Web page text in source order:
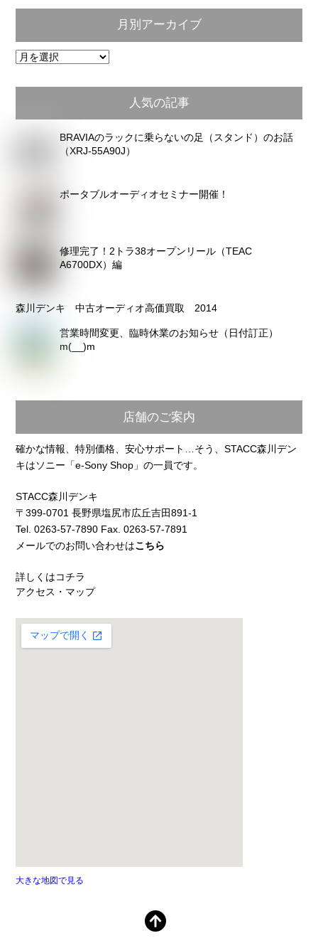
月別アーカイブ
月
ア
カ
人気の記事
BRAVIAのラックに乗らないの足（スタンド）のお話
（XRJ-55A90J）
ポータブルオーディオセミナー開催！
修理完了！2トラ38オープンリール（TEAC
A6700DX）編
森川デンキ 中古オーディオ高価買取 2014
営業時間変更、臨時休業のお知らせ（日付訂正）
m(__)m
店舗のご案内
確かな情報、特別価格、安心サポート…そう、STACC森川デン
キはソニー「e-Sony Shop」の一員です。
STACC森川デンキ
〒399-0701 長野県塩尻市広丘吉田891-1
Tel. 0263-57-7890 Fax. 0263-57-7891
メールでのお問い合わせはこちら
詳しくはコチラ
アクセス・マップ
大きな地図で見る